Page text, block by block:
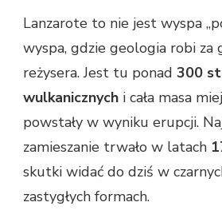
Lanzarote to nie jest wyspa
wyspa, gdzie geologia robi za
reżysera. Jest tu ponad 300
wulkanicznych i cała masa
powstały w wyniku erupcji.
zamieszanie trwało w latach
skutki widać do dziś w
zastygłych formach.